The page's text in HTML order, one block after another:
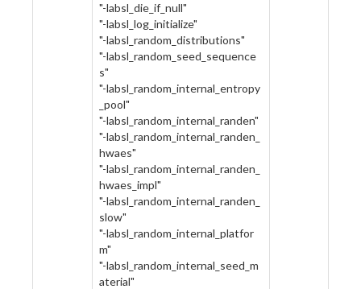
"-labsl_die_if_null"
"-labsl_log_initialize"
"-labsl_random_distributions"
"-labsl_random_seed_sequence
s"
"-labsl_random_internal_entropy
_pool"
"-labsl_random_internal_randen"
"-labsl_random_internal_randen_
hwaes"
"-labsl_random_internal_randen_
hwaes_impl"
"-labsl_random_internal_randen_
slow"
"-labsl_random_internal_platfor
m"
"-labsl_random_internal_seed_m
aterial"